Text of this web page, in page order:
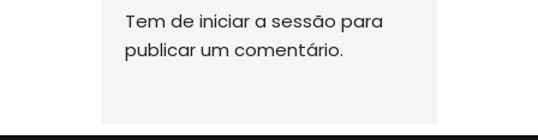
Tem de iniciar a sessão para
publicar um comentário.